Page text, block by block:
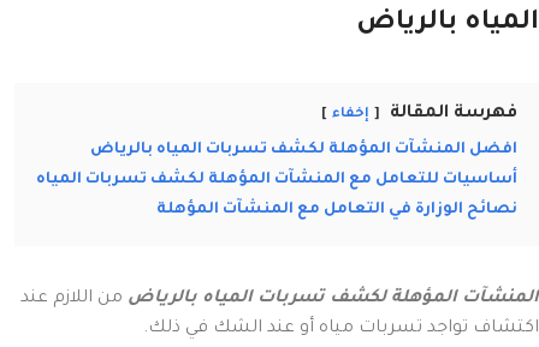
المياه بالرياض
فهرسة المقالة إخفاء
افضل المنشآت المؤهلة لكشف تسربات المياه بالرياض
أساسيات للتعامل مع المنشآت المؤهلة لكشف تسربات المياه
نصائح الوزارة في التعامل مع المنشآت المؤهلة
المنشآت المؤهلة لكشف تسربات المياه بالرياض من اللازم عند
اكتشاف تواجد تسربات مياه أو عند الشك في ذلك.